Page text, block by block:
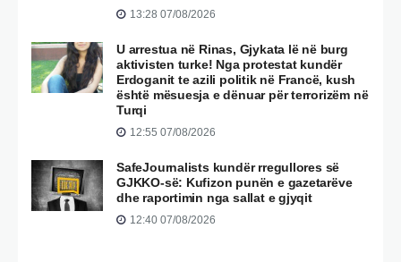
13:28 07/08/2026
U arrestua në Rinas, Gjykata lë në burg
aktivisten turke! Nga protestat kundër
Erdoganit te azili politik në Francë, kush
është mësuesja e dënuar për terrorizëm në
Turqi
12:55 07/08/2026
SafeJournalists kundër rregullores së
GJKKO-së: Kufizon punën e gazetarëve
dhe raportimin nga sallat e gjyqit
12:40 07/08/2026